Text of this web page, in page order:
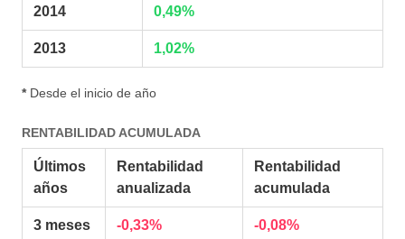
2014 0,49%
2013 1,02%
*Desde el inicio de año
RENTABILIDAD ACUMULADA
Últimos
años
Rentabilidad
anualizada
Rentabilidad
acumulada
3 meses -0,33% -0,08%